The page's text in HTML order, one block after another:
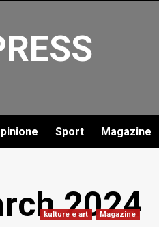
Sport Magazine
2024
kulture e art Magazine